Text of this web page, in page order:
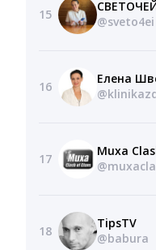
15
@sveto4ei
16
17
Muxa
18
TipsTV
@babura